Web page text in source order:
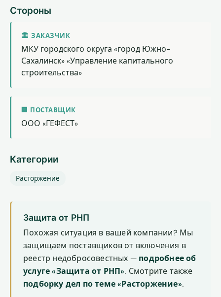
Стороны
🏛 ЗАКАЗЧИК
МКУ городского округа «город Южно-
Сахалинск» «Управление капитального
строительства»
🏢 ПОСТАВЩИК
ООО «ГЕФЕСТ»
Категории
Расторжение
Защита от РНП
Похожая ситуация в вашей компании? Мы
защищаем поставщиков от включения в
реестр недобросовестных — подробнее об
услуге «Защита от РНП». Смотрите также
подборку дел по теме «Расторжение».